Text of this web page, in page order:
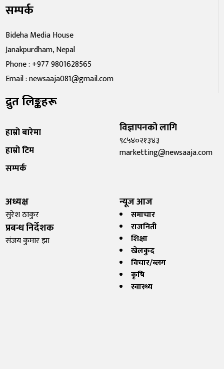
सम्पर्क
Bideha Media House
Janakpurdham, Nepal
Phone : +977 9801628565
Email : newsaaja081@gmail.com
द्रुत लिङ्कहरू
हाम्रो बारेमा
हाम्रो टिम
सम्पर्क
विज्ञापनको लागि
९८५४०२१३४३
marketting@newsaaja.com
अध्यक्ष
सुरेश ठाकुर
प्रबन्ध निर्देशक
संजय कुमार झा
न्यूज आज
समाचार
राजनिती
शिक्षा
खेलकुद
विचार/ब्लग
कृषि
स्वास्थ्य